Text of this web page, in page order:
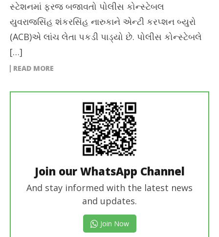
સ્ટેશનમાં ફરજ બજાવતો પોલીસ કોન્સ્ટેબલ
યુવરાજસિંહ શંકરસિંહ નારુકાને એન્ટી કરપ્શન બ્યુરો
(ACB)એ લાંચ લેતા પકડી પાડ્યો છે. પોલીસ કોન્સ્ટેબલે
[…]
READ MORE
Join our WhatsApp Channel
And stay informed with the latest news
and updates.
Join Now